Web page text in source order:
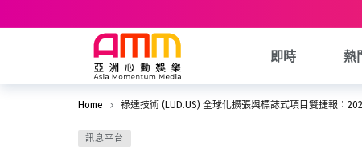
即時 熱
Home 祿達技術 (LUD.US) 全球化擴張與標誌式項目雙捷報：
訊息平台